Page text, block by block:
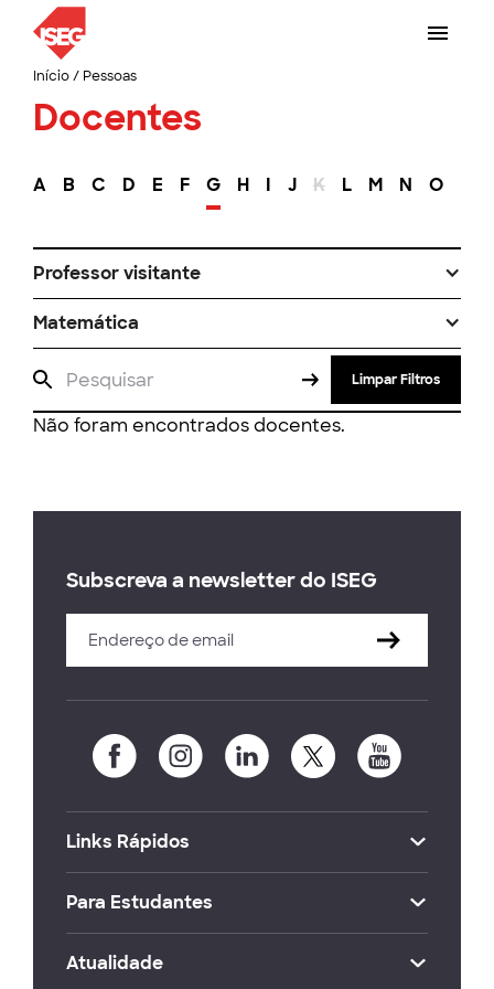
Início/ Pessoas
Docentes
A B C D E F G H I J K L M N O
Professor visitante
Matemática
Limpar Filtros
Não foram encontrados docentes.
Subscreva a newsletter do ISEG
Links Rápidos
Para Estudantes
Atualidade